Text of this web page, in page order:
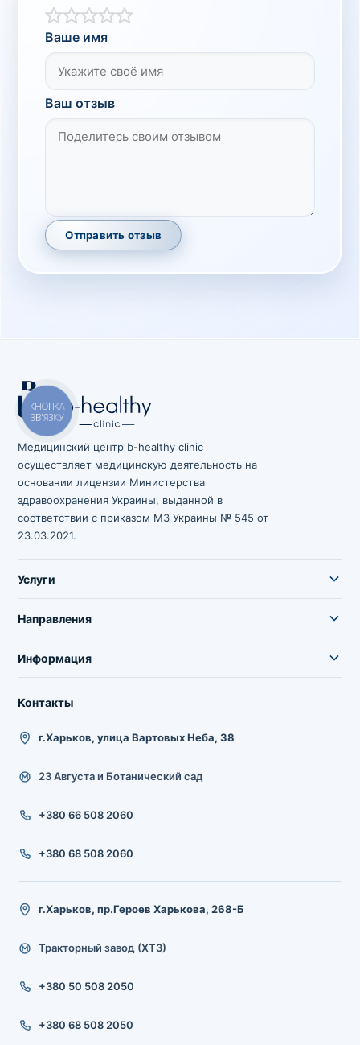
Ваше имя
Ваш отзыв
Отправить отзыв
Медицинский центр b-healthy clinic
осуществляет медицинскую деятельность на
основании лицензии Министерства
здравоохранения Украины, выданной в
соответствии с приказом МЗ Украины № 545 от
23.03.2021.
Услуги
Направления
Информация
Контакты
г.Харьков, улица Вартовых Неба, 38
23 Августа и Ботанический сад
+380 66 508 2060
+380 68 508 2060
г.Харьков, пр.Героев Харькова, 268-Б
Тракторный завод (ХТЗ)
+380 50 508 2050
+380 68 508 2050